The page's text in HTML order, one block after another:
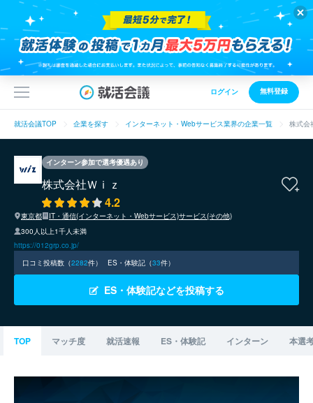
ログイン 無料登録
就活会議TOP 企業を探す インターネット・Webサービス業界の企業一覧 株式会
インターン参加で選考優遇あり
株式会社Ｗｉｚ
4.2
東京都 IT・通信(インターネット・Webサービス)サービス(その他)
300人以上1千人未満
https://012grp.co.jp/
口コミ投稿数（2282件） ES・体験記（33件）
ES・体験記などを投稿する
TOP マッチ度 就活速報 ES・体験記 インターン 本選